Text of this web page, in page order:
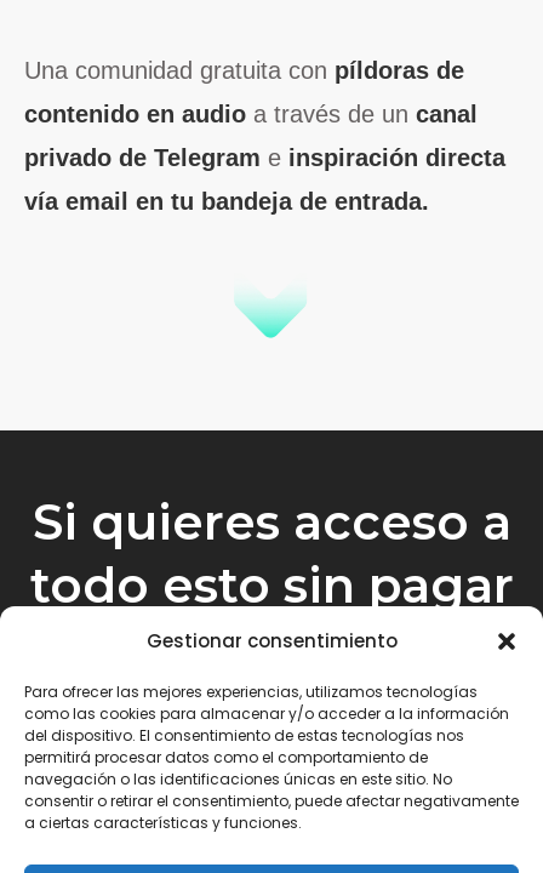
Gestionar consentimiento
Para ofrecer las mejores experiencias, utilizamos tecnologías
como las cookies para almacenar y/o acceder a la información
del dispositivo. El consentimiento de estas tecnologías nos
permitirá procesar datos como el comportamiento de
navegación o las identificaciones únicas en este sitio. No
consentir o retirar el consentimiento, puede afectar negativamente
a ciertas características y funciones.
Una comunidad gratuita con píldoras de
contenido en audio a través de un canal
privado de Telegram e inspiración directa
vía email en tu bandeja de entrada.
Si quieres acceso a
todo esto sin pagar
un solo céntimo es
aquí abajo:
QUIERO LA MASTERCLASS